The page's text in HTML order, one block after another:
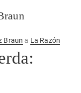
Braun a La Razón